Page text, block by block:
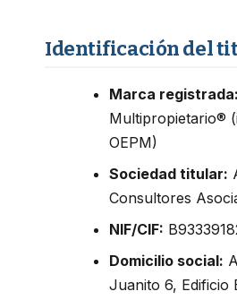
Identificación del
Marca registrada:
Multipropietario®
OEPM)
Sociedad titular:
Consultores
NIF/CIF:
Domicilio social:
Juanito 6, Edificio